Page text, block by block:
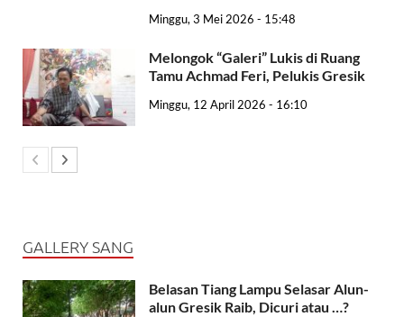
Minggu, 3 Mei 2026 - 15:48
Melongok “Galeri” Lukis di Ruang
Tamu Achmad Feri, Pelukis Gresik
Minggu, 12 April 2026 - 16:10
GALLERY SANG
Belasan Tiang Lampu Selasar Alun-
alun Gresik Raib, Dicuri atau …?